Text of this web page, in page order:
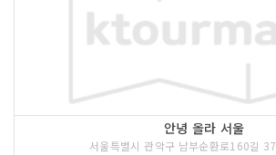
안녕 올라 서울
서울특별시 관악구 남부순환로160길